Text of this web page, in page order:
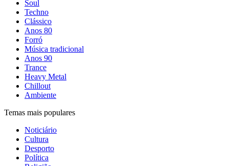
Soul
Techno
Clássico
Anos 80
Forró
Música tradicional
Anos 90
Trance
Heavy Metal
Chillout
Ambiente
Temas mais populares
Noticiário
Cultura
Desporto
Política